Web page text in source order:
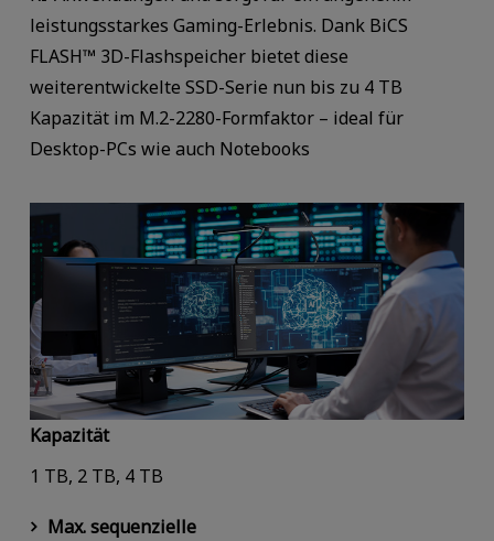
leistungsstarkes Gaming-Erlebnis. Dank BiCS
FLASH™ 3D-Flashspeicher bietet diese
weiterentwickelte SSD-Serie nun bis zu 4 TB
Kapazität im M.2-2280-Formfaktor – ideal für
Desktop-PCs wie auch Notebooks
Kapazität
1 TB, 2 TB, 4 TB
Max. sequenzielle